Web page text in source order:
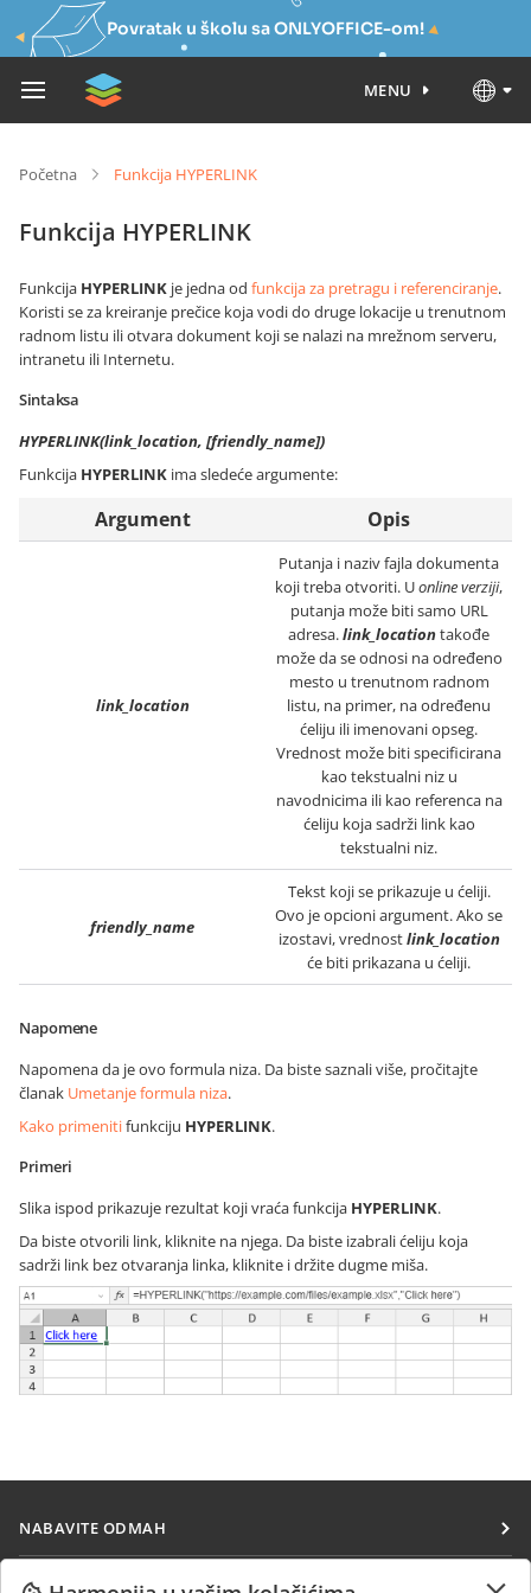
Povratak u školu sa ONLYOFFICE-om!
MENU
Početna Funkcija HYPERLINK
Funkcija HYPERLINK
Funkcija HYPERLINK je jedna od funkcija za pretragu i referenciranje.
Koristi se za kreiranje prečice koja vodi do druge lokacije u trenutnom
radnom listu ili otvara dokument koji se nalazi na mrežnom serveru,
intranetu ili Internetu.
Sintaksa
HYPERLINK(link_location, [friendly_name])
Funkcija HYPERLINK ima sledeće argumente:
Argument Opis
link_location
Putanja i naziv fajla dokumenta
koji treba otvoriti. Uonline verziji,
putanja može biti samo URL
adresa.link_locationtakođe
može da se odnosi na određeno
mesto u trenutnom radnom
listu, na primer, na određenu
ćeliju ili imenovani opseg.
Vrednost može biti specificirana
kao tekstualni niz u
navodnicima ili kao referenca na
ćeliju koja sadrži link kao
tekstualni niz.
friendly_name
Tekst koji se prikazuje u ćeliji.
Ovo je opcioni argument. Ako se
izostavi, vrednostlink_location
će biti prikazana u ćeliji.
Napomene
Napomena da je ovo formula niza. Da biste saznali više, pročitajte
članak Umetanje formula niza.
Kako primenitifunkciju HYPERLINK.
Primeri
Slika ispod prikazuje rezultat koji vraća funkcija HYPERLINK.
Da biste otvorili link, kliknite na njega. Da biste izabrali ćeliju koja
sadrži link bez otvaranja linka, kliknite i držite dugme miša.
NABAVITE ODMAH
Docs
SARAĐUJTE